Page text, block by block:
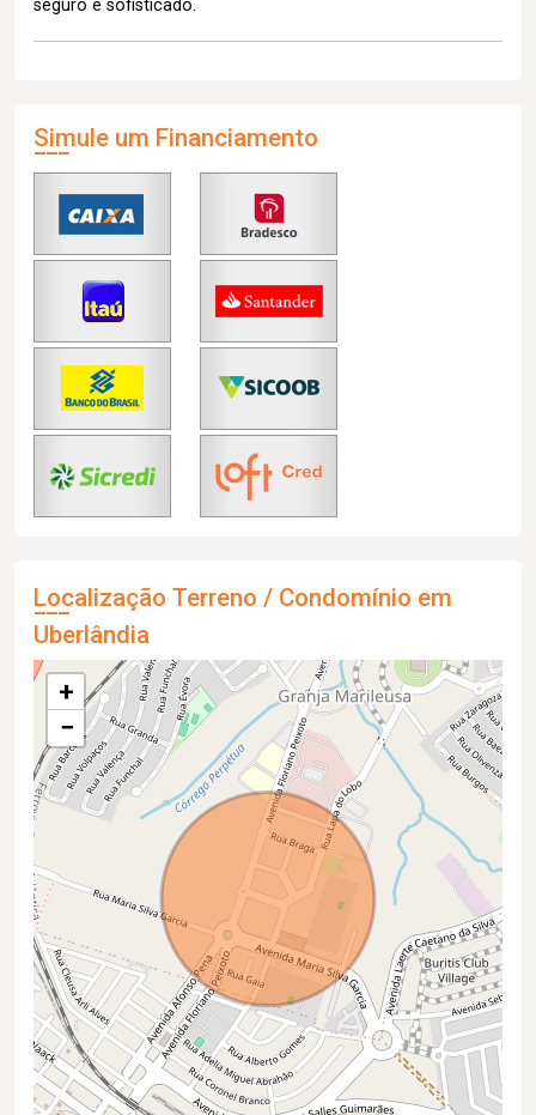
seguro e sofisticado.
Simule um Financiamento
Localização Terreno / Condomínio em
Uberlândia
+
−